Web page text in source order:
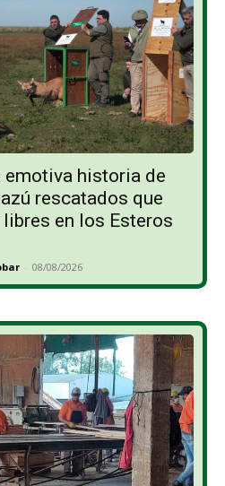
emotiva historia de
rescatados que
en los Esteros
- 08/08/2026